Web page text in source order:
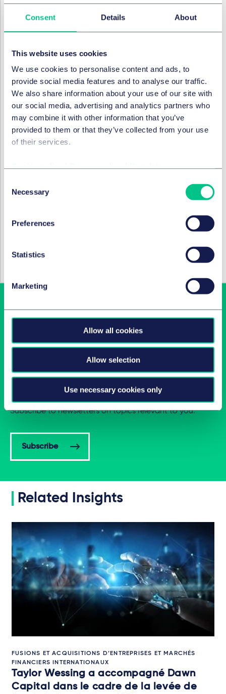
Consent Details About
This website uses cookies
We use cookies to personalise content and ads, to
provide social media features and to analyse our traffic.
We also share information about your use of our site with
our social media, advertising and analytics partners who
may combine it with other information that you’ve
provided to them or that they’ve collected from your use
of their services.
Selection
Necessary
Preferences
Statistics
Marketing
Allow all cookies
Allow selection
Use necessary cookies only
une solution novatrice capable d’extraire l’alcool au
niveau moléculaire tout en préservant le goût, la
Soutenue par une équipe d’experts, de scientifiques et
de vignerons renommés, ALTR ouvre une nouvelle ère
pour le vin, à une époque où les consommateurs
deviennent soucieux de leur santé et recherche un
meilleur équilibre de vie.
SERVICES ET GROUPES
Capital-risque
Capital investissement
Latest insights in your inbox
Subscribe to newsletters on topics relevant to you.
Subscribe
Related Insights
FUSIONS ET ACQUISITIONS D’ENTREPRISES ET MARCHÉS
FINANCIERS INTERNATIONAUX
Taylor Wessing a accompagné Dawn
Capital dans le cadre de la levée de